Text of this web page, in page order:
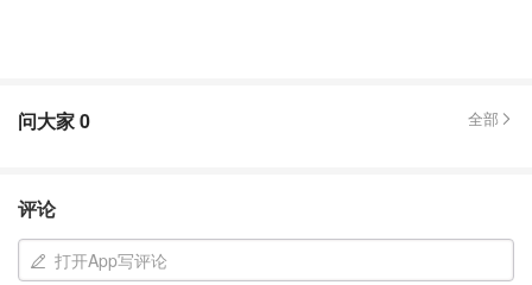
问大家0 全部
评论
打开App写评论